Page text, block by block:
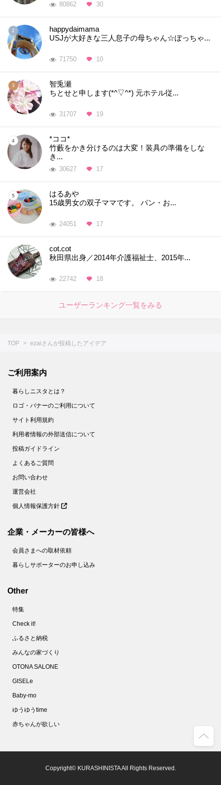
80862 30
happydaimama
USJが大好きな三人息子の母ちゃん☆ぽっちゃ...
71750 10
智兎瀬
ちとせと申します(*^▽^*) 元ホテル従...
31707 19
*ココ*
竹藪をかき分けるのは大変！装具の準備をしな
き...
30627 17
はるあや
15歳男女の双子ママです。 パン・お...
24051 17
cot.cot
秋田県出身／2014年介護福祉士、2015年...
22742 18
ユーザーランキング一覧をみる
TOP ezaiさんが投稿したアイデア
ご利用案内
暮らしニスタとは？
ロゴ・バナーのご利用について
サイト利用規約
利用者情報の外部送信について
投稿ガイドライン
よくあるご質問
お問い合わせ
運営会社
個人情報保護方針
企業・メーカーの皆様へ
会員さまへの取材依頼
暮らしサポーターのお申し込み
Other
特集
Check it!
ふるさと納税
みんなの家づくり
OTONA SALONE
GISELe
Baby-mo
ゆうゆうtime
赤ちゃんが欲しい
Copyright© KURASHINISTA All Rights Reserved.